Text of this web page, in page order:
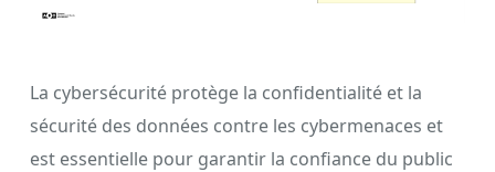
La cybersécurité protège la confidentialité et la
sécurité des données contre les cybermenaces et
est essentielle pour garantir la confiance du public